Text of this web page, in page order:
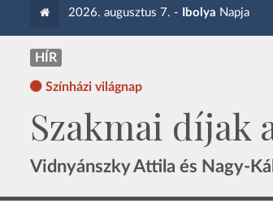
2026. augusztus 7. - Ibolya Napja
HÍR
Színházi világnap
Szakmai díjak
Vidnyánszky Attila és Nagy-